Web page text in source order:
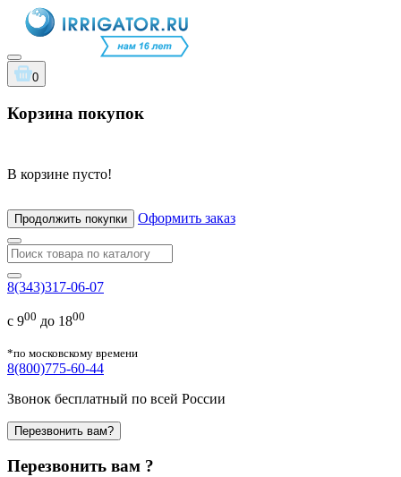
0
Корзина покупок
В корзине пусто!
Продолжить покупки Оформить заказ
8(343)317-06-07
с 900 до 1800
*по московскому времени
8(800)775-60-44
Звонок бесплатный по всей России
Перезвонить вам?
Перезвонить вам ?